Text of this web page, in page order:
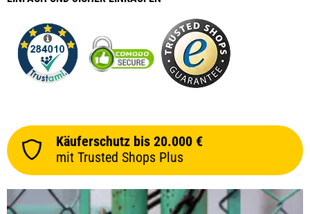
Käuferschutz bis 20.000 €
mit Trusted Shops Plus